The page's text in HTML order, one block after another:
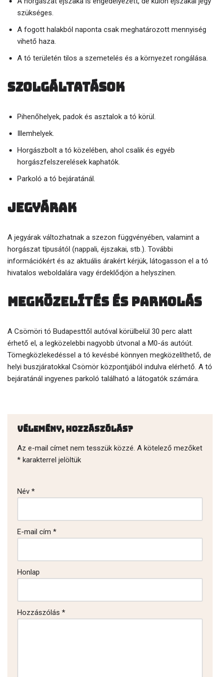
szükséges.
A fogott halakból naponta csak meghatározott mennyiség
vihető haza.
A tó területén tilos a szemetelés és a környezet rongálása.
Szolgáltatások
Pihenőhelyek, padok és asztalok a tó körül.
Illemhelyek.
Horgászbolt a tó közelében, ahol csalik és egyéb
horgászfelszerelések kaphatók.
Parkoló a tó bejáratánál.
Jegyárak
A jegyárak változhatnak a szezon függvényében, valamint a
horgászat típusától (nappali, éjszakai, stb.). További
információkért és az aktuális árakért kérjük, látogasson el a tó
hivatalos weboldalára vagy érdeklődjön a helyszínen.
Megközelítés és parkolás
A Csömöri tó Budapesttől autóval körülbelül 30 perc alatt
érhető el, a legközelebbi nagyobb útvonal a M0-ás autóút.
Tömegközlekedéssel a tó kevésbé könnyen megközelíthető, de
helyi buszjáratokkal Csömör központjából indulva elérhető. A tó
bejáratánál ingyenes parkoló található a látogatók számára.
Vélemény, hozzászólás?
Az e-mail címet nem tesszük közzé. A kötelező mezőket
* karakterrel jelöltük
Név *
E-mail cím *
Honlap
Hozzászólás *